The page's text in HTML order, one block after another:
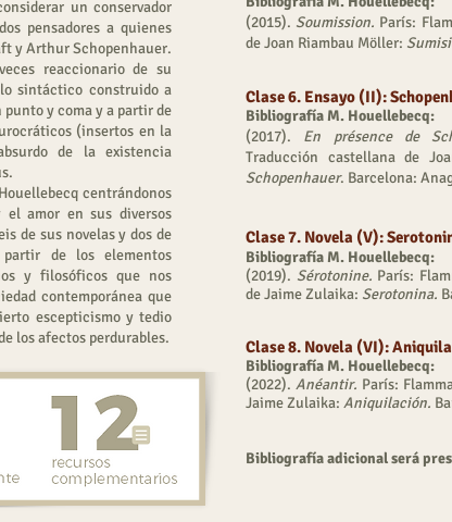
un conservador
pensadores a quienes
y Arthur Schopenhauer.
reaccionario de su
sintáctico construido a
punto y coma y a partir de
(insertos en la
de la existencia
centrándonos
amor en sus diversos
de sus novelas y dos de
de los elementos
y filosóficos que nos
contemporánea que
escepticismo y tedio
los afectos perdurables.
(2015). Soumission. París:
de Joan Riambau Möller:
Clase 6. Ensayo (II):
Bibliografía M. Houellebecq:
(2017). En présence de
Traducción castellana de
Schopenhauer. Barcelona:
Clase 7. Novela (V):
Bibliografía M. Houellebecq:
(2019). Sérotonine. París:
de Jaime Zulaika: Serotonina.
Clase 8. Novela (VI):
Bibliografía M. Houellebecq:​
(2022). Anéantir. París:
Jaime Zulaika: Aniquilación.
Bibliografía adicional será